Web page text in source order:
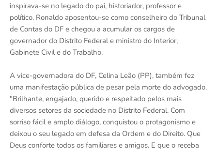
inspirava-se no legado do pai, historiador, professor e
político. Ronaldo aposentou-se como conselheiro do Tribunal
de Contas do DF e chegou a acumular os cargos de
governador do Distrito Federal e ministro do Interior,
Gabinete Civil e do Trabalho.
A vice-governadora do DF, Celina Leão (PP), também fez
uma manifestação pública de pesar pela morte do advogado.
"Brilhante, engajado, querido e respeitado pelos mais
diversos setores da sociedade no Distrito Federal. Com
sorriso fácil e amplo diálogo, conquistou o protagonismo e
deixou o seu legado em defesa da Ordem e do Direito. Que
Deus conforte todos os familiares e amigos. E que o receba